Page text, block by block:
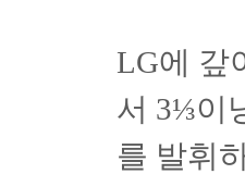
LG에 갚
서 3⅓이
를 발휘